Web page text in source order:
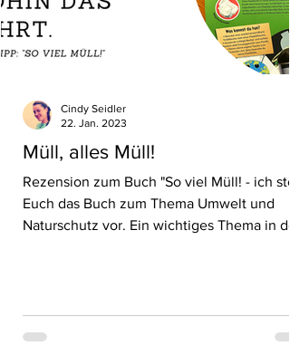
Müll, alles Müll!
Rezension zum Buch "So viel Müll! - ich
Euch das Buch zum Thema Umwelt und
Naturschutz vor. Ein wichtiges Thema in
Cindy Seidler
22. Jan. 2023